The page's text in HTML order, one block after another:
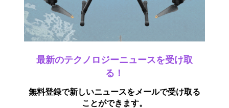
最新のテクノロジーニュースを受け取
る！
無料登録で新しいニュースをメールで受け取る
ことができます。